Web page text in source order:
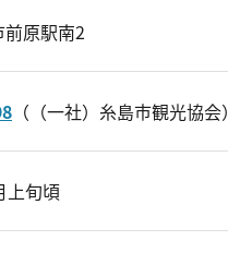
原駅南2
（（一社）糸島市観光協会）
上旬頃